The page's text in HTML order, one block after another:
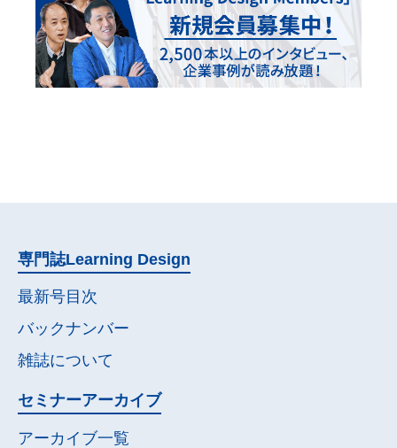
専門誌Learning Design
最新号目次
バックナンバー
雑誌について
セミナーアーカイブ
アーカイブ一覧